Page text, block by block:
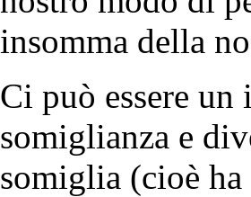
insomma della
Ci può essere
somiglianza e
somiglia (cioè